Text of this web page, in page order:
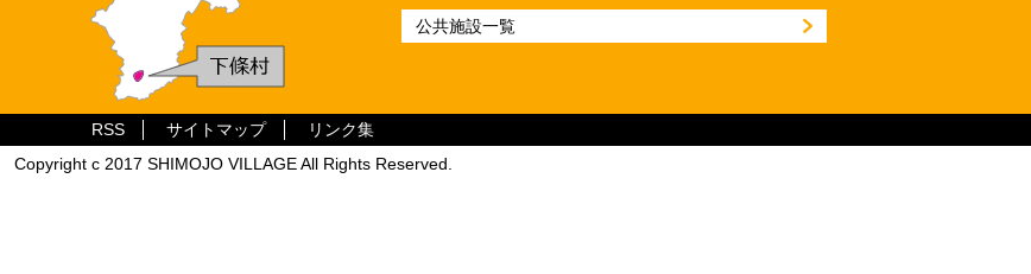
公共施設一覧
RSS サイトマップ リンク集
Copyright c 2017 SHIMOJO VILLAGE All Rights Reserved.